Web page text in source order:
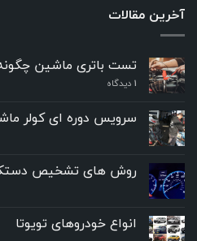
آخرین مقالات
تست باتری ماشین
۱ دیدگاه
سرویس دوره ای کولر
روش های تشخیص
انواع خودروهای تویوتا